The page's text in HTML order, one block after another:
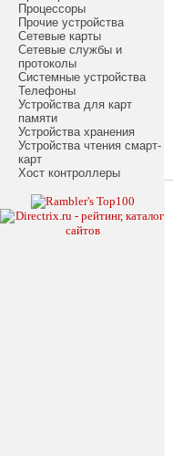
Процессоры
Прочие устройства
Сетевые карты
Сетевые службы и
протоколы
Системные устройства
Телефоны
Устройства для карт
памяти
Устройства хранения
Устройства чтения смарт-
карт
Хост контроллеры